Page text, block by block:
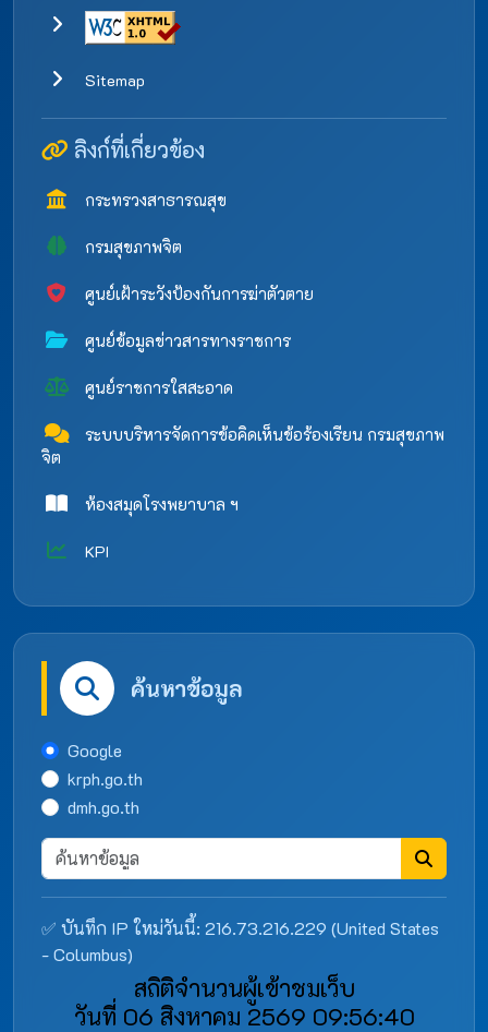
Sitemap
ลิงก์ที่เกี่ยวข้อง
กระทรวงสาธารณสุข
กรมสุขภาพจิต
ศูนย์เฝ้าระวังป้องกันการฆ่าตัวตาย
ศูนย์ข้อมูลข่าวสารทางราชการ
ศูนย์ราชการใสสะอาด
ระบบบริหารจัดการข้อคิดเห็นข้อร้องเรียน กรมสุขภาพ
จิต
ห้องสมุดโรงพยาบาล ฯ
KPI
ค้นหาข้อมูล
Google
krph.go.th
dmh.go.th
✅ บันทึก IP ใหม่วันนี้: 216.73.216.229 (United States
- Columbus)
สถิติจำนวนผู้เข้าชมเว็บ
วันที่ 06 สิงหาคม 2569 09:56:40